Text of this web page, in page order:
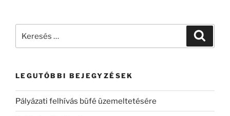
LEGUTÓBBI BEJEGYZÉSEK
Pályázati felhívás büfé üzemeltetésére